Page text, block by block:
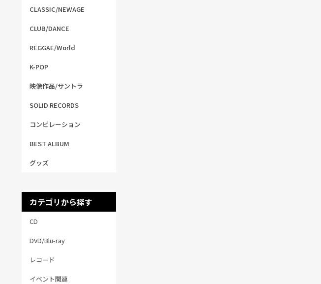
CLASSIC/NEWAGE
CLUB/DANCE
REGGAE/World
K-POP
映像作品/サントラ
SOLID RECORDS
コンピレーション
BEST ALBUM
グッズ
カテゴリから探す
CD
DVD/Blu-ray
レコード
イベント関連